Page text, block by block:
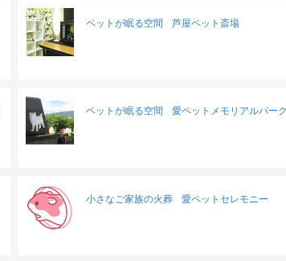
ペットが眠る空間 芦屋ペット斎場
ペットが眠る空間 愛ペットメモリアルパー
小さなご家族の火葬 愛ペットセレモニー